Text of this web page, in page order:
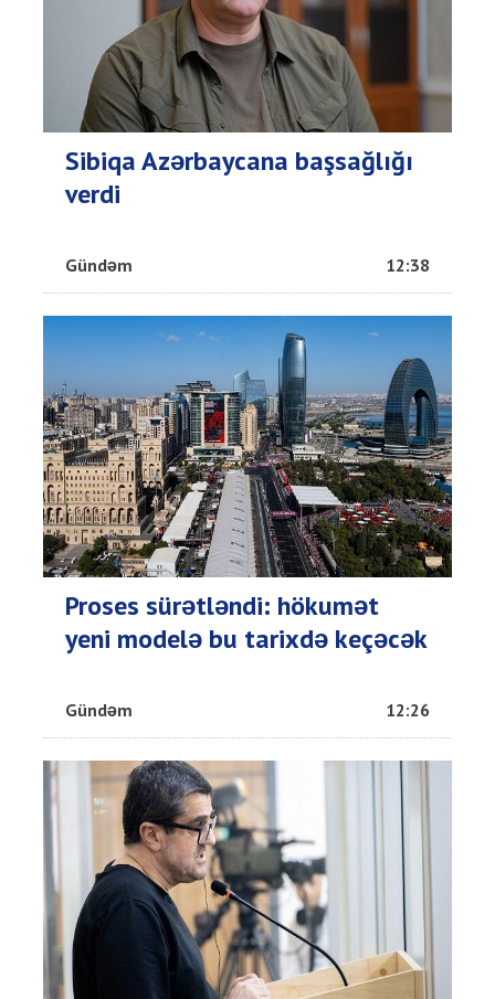
Sibiqa Azərbaycana başsağlığı
verdi
Gündəm 12:38
Proses sürətləndi: hökumət
yeni modelə bu tarixdə keçəcək
Gündəm 12:26